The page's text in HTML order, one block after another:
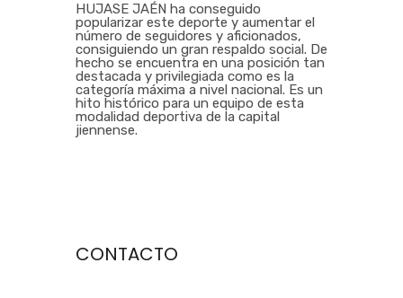
HUJASE JAÉN ha conseguido
popularizar este deporte y aumentar el
número de seguidores y aficionados,
consiguiendo un gran respaldo social. De
hecho se encuentra en una posición tan
destacada y privilegiada como es la
categoría máxima a nivel nacional. Es un
hito histórico para un equipo de esta
modalidad deportiva de la capital
jiennense.
CONTACTO